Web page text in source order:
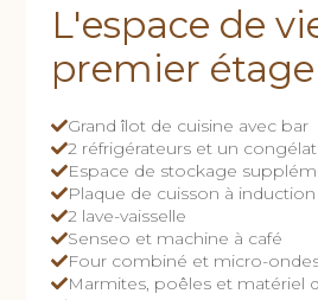
L'espace de
premier étage
Grand îlot de cuisine avec bar
2 réfrigérateurs et un
Espace de stockage
Plaque de cuisson à induction
2 lave-vaisselle
Senseo et machine à café
Four combiné et micro-
Marmites, poêles et matériel